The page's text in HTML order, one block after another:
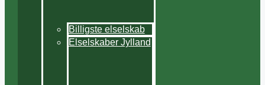
Billigste elselskab
Elselskaber Jylland